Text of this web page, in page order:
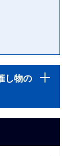
し物の